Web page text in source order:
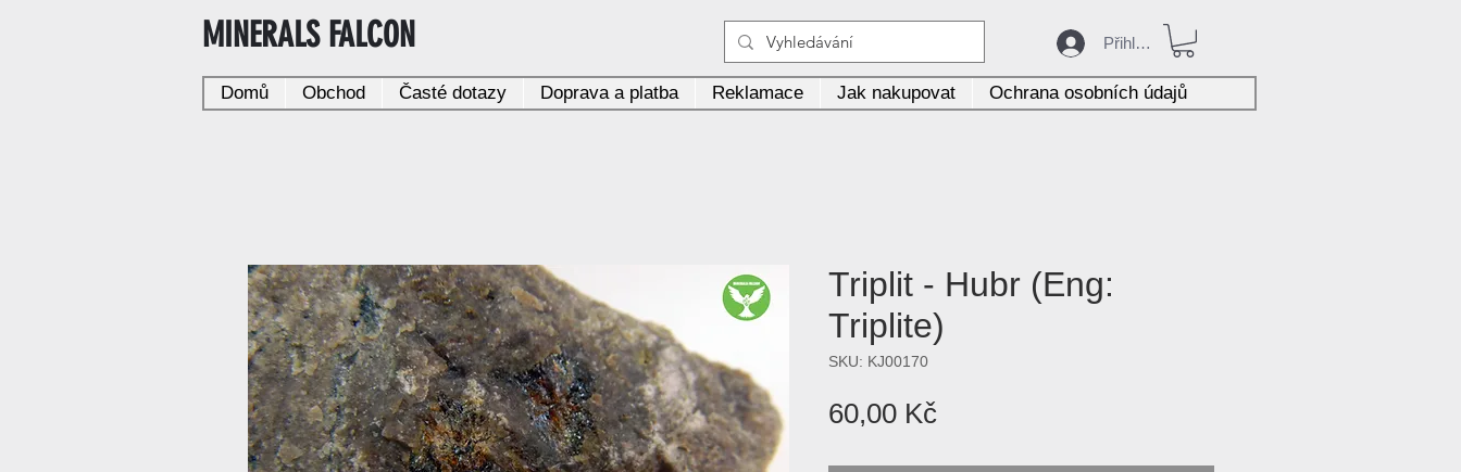
MINERALS FALCON Přihlásit
Domů Obchod Časté dotazy Doprava a platba Reklamace Jak nakupovat Ochrana osobních údajů
Triplit - Hubr (Eng:
Triplite)
SKU: KJ00170
60,00 KčCena